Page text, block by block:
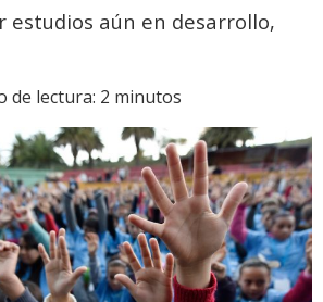
estudios aún en desarrollo,
de lectura: 2 minutos